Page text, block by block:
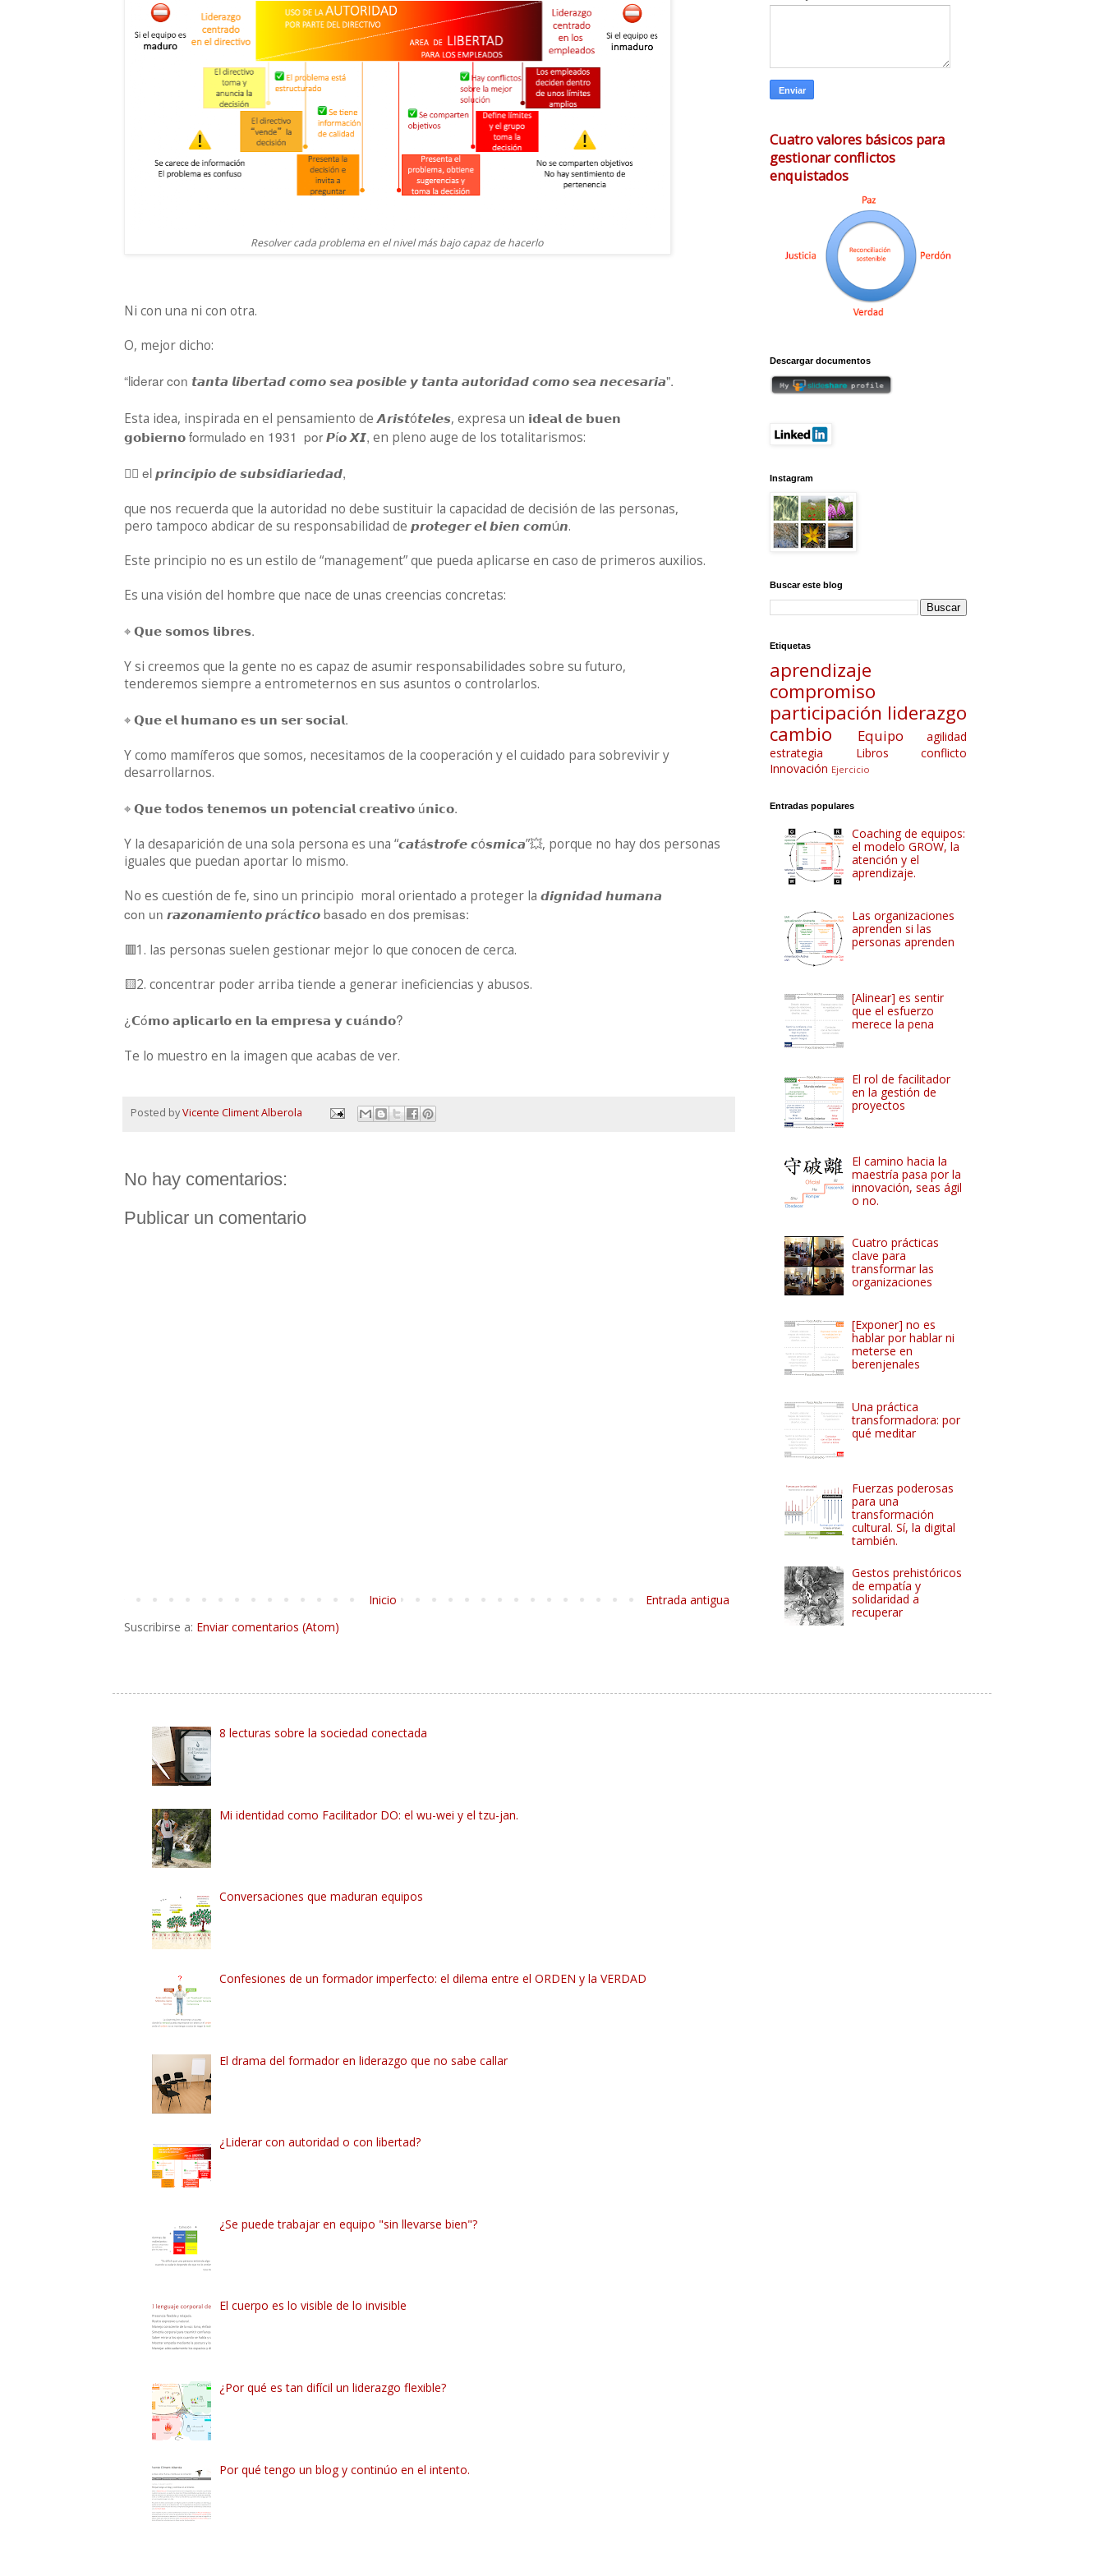
Resolver cada problema en el nivel más bajo capaz de hacerlo
Ni con una ni con otra.
O, mejor dicho:
“liderarcon 𝙩𝙖𝙣𝙩𝙖 𝙡𝙞𝙗𝙚𝙧𝙩𝙖𝙙𝙘𝙤𝙢𝙤𝙨𝙚𝙖 𝙥𝙤𝙨𝙞𝙗𝙡𝙚 𝙮𝙩𝙖𝙣𝙩𝙖 𝙖𝙪𝙩𝙤𝙧𝙞𝙙𝙖𝙙𝙘𝙤𝙢𝙤𝙨𝙚𝙖 𝙣𝙚𝙘𝙚𝙨𝙖𝙧𝙞𝙖".
Esta idea, inspirada en el pensamiento de𝘼𝙧𝙞𝙨𝙩ó𝙩𝙚𝙡𝙚𝙨, expresa un 𝗶𝗱𝗲𝗮𝗹𝗱𝗲 𝗯𝘂𝗲𝗻
𝗴𝗼𝗯𝗶𝗲𝗿𝗻𝗼formulado en 1931 por𝙋í𝙤𝙓𝙄, en pleno auge de los totalitarismos:
👉🏻 el𝙥𝙧𝙞𝙣𝙘𝙞𝙥𝙞𝙤𝙙𝙚𝙨𝙪𝙗𝙨𝙞𝙙𝙞𝙖𝙧𝙞𝙚𝙙𝙖𝙙,
que nos recuerda que la autoridad no debe sustituir la capacidad de decisión de las personas,
pero tampoco abdicar de su responsabilidad de 𝙥𝙧𝙤𝙩𝙚𝙜𝙚𝙧 𝙚𝙡 𝙗𝙞𝙚𝙣 𝙘𝙤𝙢ú𝙣.
Este principio no es un estilo de “management” que pueda aplicarse en caso de primeros auxilios.
Es una visión del hombre que nace de unas creencias concretas:
⌖ 𝗤𝘂𝗲𝘀𝗼𝗺𝗼𝘀 𝗹𝗶𝗯𝗿𝗲𝘀.
Y si creemos que la gente no es capaz de asumir responsabilidades sobre su futuro,
tenderemos siempre a entrometernos en sus asuntos o controlarlos.
⌖ 𝗤𝘂𝗲𝗲𝗹 𝗵𝘂𝗺𝗮𝗻𝗼𝗲𝘀 𝘂𝗻 𝘀𝗲𝗿𝘀𝗼𝗰𝗶𝗮𝗹.
Y como mamíferos que somos, necesitamos de la cooperación y el cuidado para sobrevivir y
desarrollarnos.
⌖ 𝗤𝘂𝗲𝘁𝗼𝗱𝗼𝘀𝘁𝗲𝗻𝗲𝗺𝗼𝘀 𝘂𝗻 𝗽𝗼𝘁𝗲𝗻𝗰𝗶𝗮𝗹𝗰𝗿𝗲𝗮𝘁𝗶𝘃𝗼 ú𝗻𝗶𝗰𝗼.
Y la desaparición de una sola persona es una “𝙘𝙖𝙩á𝙨𝙩𝙧𝙤𝙛𝙚 𝙘ó𝙨𝙢𝙞𝙘𝙖”💥, porque no hay dos personas
iguales que puedan aportar lo mismo.
No es cuestión de fe, sino un principio moral orientado a proteger la 𝙙𝙞𝙜𝙣𝙞𝙙𝙖𝙙 𝙝𝙪𝙢𝙖𝙣𝙖
con un 𝙧𝙖𝙯𝙤𝙣𝙖𝙢𝙞𝙚𝙣𝙩𝙤𝙥𝙧á𝙘𝙩𝙞𝙘𝙤basado en dos premisas:
🟥1. las personas suelen gestionar mejor lo que conocen de cerca.
🟨2. concentrar poder arriba tiende a generar ineficiencias y abusos.
¿𝗖ó𝗺𝗼𝗮𝗽𝗹𝗶𝗰𝗮𝗿𝗹𝗼𝗲𝗻 𝗹𝗮 𝗲𝗺𝗽𝗿𝗲𝘀𝗮 𝘆𝗰𝘂á𝗻𝗱𝗼?
Te lo muestro en la imagen que acabas de ver.
Posted byVicente Climent Alberola
No hay comentarios:
Publicar un comentario
Entrada antigua
Inicio
Suscribirse a: Enviar comentarios (Atom)
Cuatro valores básicos para
gestionar conflictos
enquistados
Descargar documentos
Instagram
Buscar este blog
Etiquetas
aprendizaje
compromiso
participación liderazgo
cambio
Equipo
agilidad
estrategia
Libros
conflicto
Innovación Ejercicio
Entradas populares
Coaching de equipos:
el modelo GROW, la
atención y el
aprendizaje.
Las organizaciones
aprenden si las
personas aprenden
[Alinear] es sentir
que el esfuerzo
merece la pena
El rol de facilitador
en la gestión de
proyectos
El camino hacia la
maestría pasa por la
innovación, seas ágil
o no.
Cuatro prácticas
clave para
transformar las
organizaciones
[Exponer] no es
hablar por hablar ni
meterse en
berenjenales
Una práctica
transformadora: por
qué meditar
Fuerzas poderosas
para una
transformación
cultural. Sí, la digital
también.
Gestos prehistóricos
de empatía y
solidaridad a
recuperar
8 lecturas sobre la sociedad conectada
Mi identidad como Facilitador DO: el wu-wei y el tzu-jan.
Conversaciones que maduran equipos
Confesiones de un formador imperfecto: el dilema entre el ORDEN y la VERDAD
El drama del formador en liderazgo que no sabe callar
¿Liderar con autoridad o con libertad?
¿Se puede trabajar en equipo "sin llevarse bien"?
El cuerpo es lo visible de lo invisible
¿Por qué es tan difícil un liderazgo flexible?
Por qué tengo un blog y continúo en el intento.